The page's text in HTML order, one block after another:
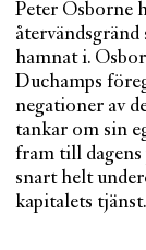
Peter Osborne
hamnat i.
Duchamps
negationer av
tankar om sin
fram till dagens
snart helt
kapitalets tjänst.